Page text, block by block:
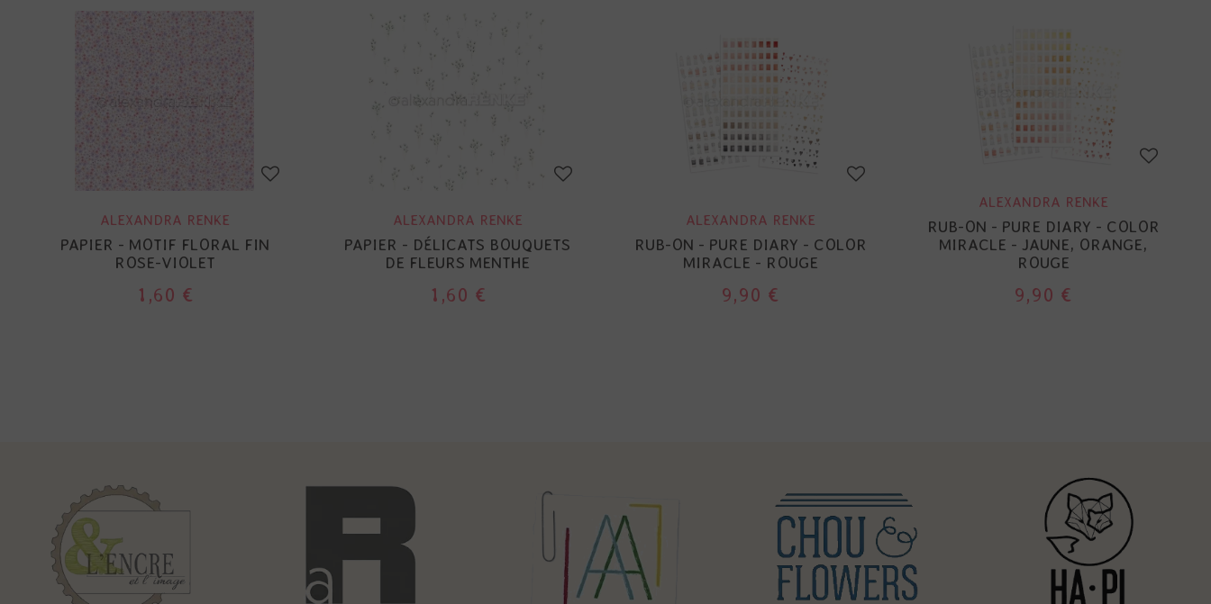
ALEXANDRA RENKE
PAPIER - MOTIF FLORAL FIN
ROSE-VIOLET
1,60 €
ALEXANDRA RENKE
PAPIER - DÉLICATS BOUQUETS
DE FLEURS MENTHE
1,60 €
ALEXANDRA RENKE
RUB-ON - PURE DIARY - COLOR
MIRACLE - ROUGE
9,90 €
ALEXANDRA RENKE
RUB-ON - PURE DIARY - COLOR
MIRACLE - JAUNE, ORANGE,
ROUGE
9,90 €